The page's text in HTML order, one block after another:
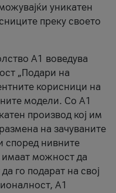
уникатен
преку своето
А1 воведува
„Подари на
корисници на
модели. Со A1
производ кој им
на зачуваните
според нивните
имаат можност да
го подарат на свој
А1